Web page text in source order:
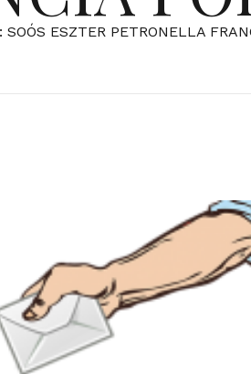
SOÓS ESZTER PETRONELLA